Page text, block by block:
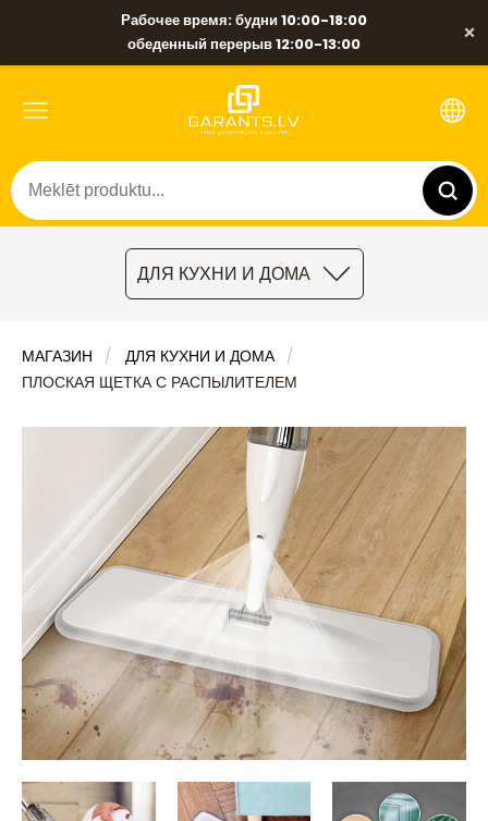
Рабочее время: будни 10:00-18:00
обеденный перерыв 12:00-13:00
×
ДЛЯ КУХНИ И ДОМА
МАГАЗИН
ДЛЯ КУХНИ И ДОМА
ПЛОСКАЯ ЩЕТКА С РАСПЫЛИТЕЛЕМ